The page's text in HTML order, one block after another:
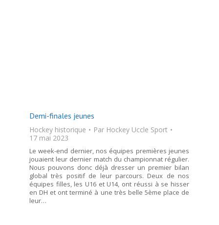
Demi-finales jeunes
Hockey historique Par Hockey Uccle Sport
17 mai 2023
Le week-end dernier, nos équipes premières jeunes
jouaient leur dernier match du championnat régulier.
Nous pouvons donc déjà dresser un premier bilan
global très positif de leur parcours. Deux de nos
équipes filles, les U16 et U14, ont réussi à se hisser
en DH et ont terminé à une très belle 5ème place de
leur…